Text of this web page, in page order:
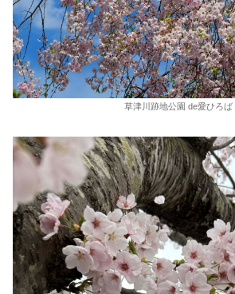
草津川跡地公園 de愛ひろば